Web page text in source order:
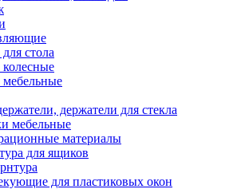
стола
держатели для стекла
мебельные
материалы
для ящиков
для пластиковых окон